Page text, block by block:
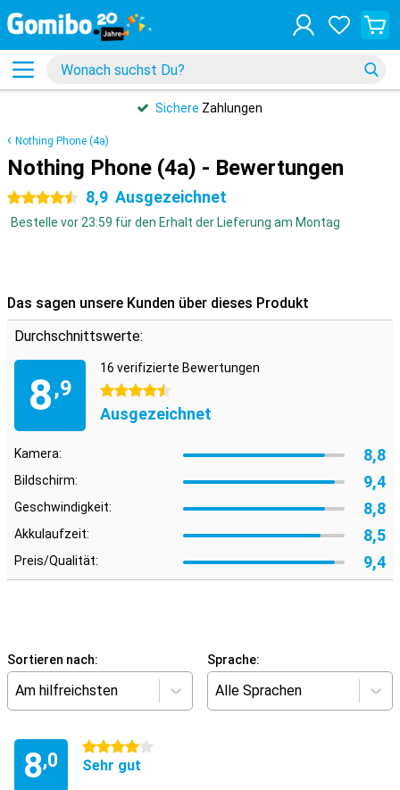
Sichere Zahlungen
Nothing Phone (4a)
Nothing Phone (4a) - Bewertungen
4.5 Sterne 8,9 Ausgezeichnet
Bestelle vor 23:59 für den Erhalt der Lieferung am Montag
Das sagen unsere Kunden über dieses Produkt
Durchschnittswerte:
8,9
16 verifizierte Bewertungen
4.5 Sterne
Ausgezeichnet
Kamera: 8,8
Bildschirm: 9,4
Geschwindigkeit: 8,8
Akkulaufzeit: 8,5
Preis/Qualität: 9,4
Sortieren nach:
Am hilfreichsten
Sprache:
Alle Sprachen
8,0
4 Sterne
Sehr gut